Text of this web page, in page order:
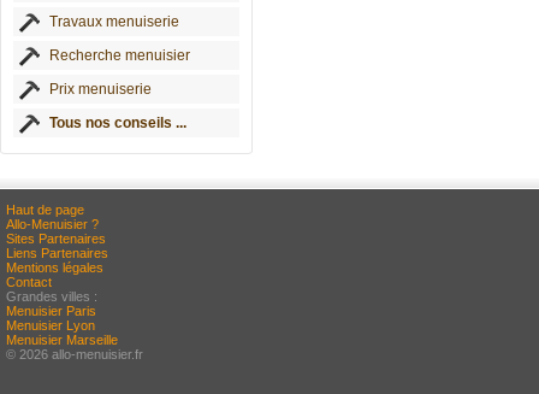
Travaux menuiserie
Recherche menuisier
Prix menuiserie
Tous nos conseils ...
Haut de page
Allo-Menuisier ?
Sites Partenaires
Liens Partenaires
Mentions légales
Contact
Grandes villes :
Menuisier Paris
Menuisier Lyon
Menuisier Marseille
© 2026 allo-menuisier.fr